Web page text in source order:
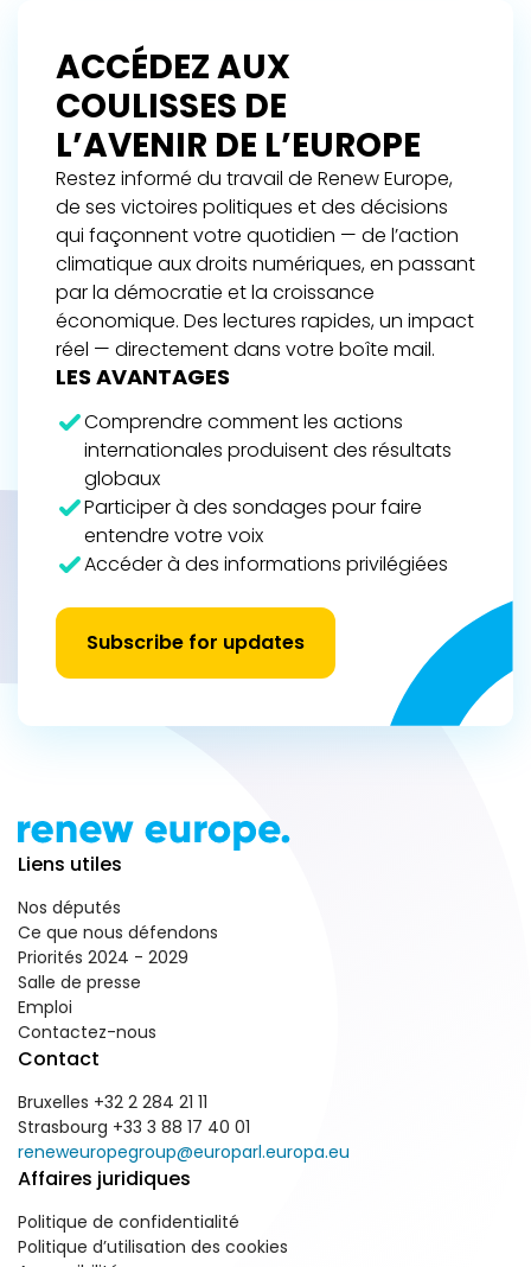
ACCÉDEZ AUX
COULISSES DE
L’AVENIR DE L’EUROPE
Restez informé du travail de Renew Europe,
de ses victoires politiques et des décisions
qui façonnent votre quotidien — de l’action
climatique aux droits numériques, en passant
par la démocratie et la croissance
économique. Des lectures rapides, un impact
réel — directement dans votre boîte mail.
LES AVANTAGES
Comprendre comment les actions
internationales produisent des résultats
globaux
Participer à des sondages pour faire
entendre votre voix
Accéder à des informations privilégiées
Subscribe for updates
Liens utiles
Nos députés
Ce que nous défendons
Priorités 2024 - 2029
Salle de presse
Emploi
Contactez-nous
Contact
Bruxelles +32 2 284 21 11
Strasbourg +33 3 88 17 40 01
reneweuropegroup@europarl.europa.eu
Affaires juridiques
Politique de confidentialité
Politique d’utilisation des cookies